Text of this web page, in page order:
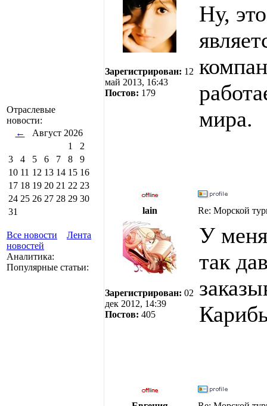
Отраслевые
новости:
←
Август 2026
1
2
3
4 5 6 7 8
9
10 11 12 13 14 15 16
17 18 19 20 21 22 23
24 25 26 27 28 29 30
31
Все новости
Лента
новостей
Аналитика:
Популярные статьи:
Зарегистрирован: 12
май 2013, 16:43
Постов: 179
Ну,
мира.
lain Re: Морской
Зарегистрирован: 02
дек 2012, 14:39
Постов: 405
У
так